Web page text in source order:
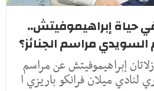
حياة إبراهيموفيتش..
السويدي مراسم الجنائز؟
إبراهيموفيتش عن مراسم
لنادي ميلان فرانكو باريزي ا